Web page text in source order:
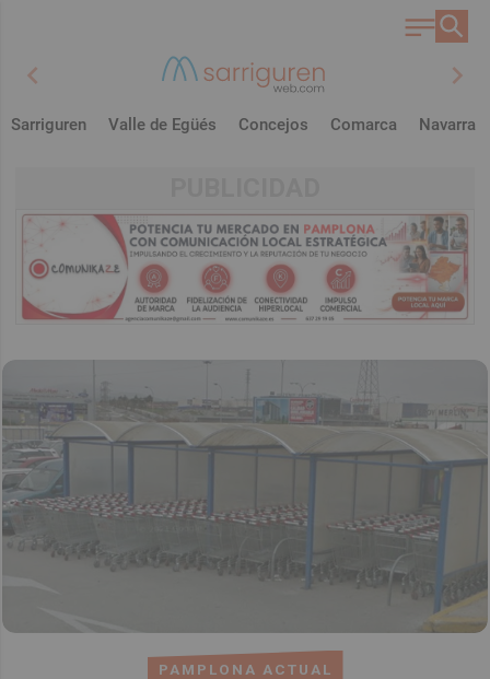
chevron_left chevron_right
Sarriguren Valle de Egüés Concejos Comarca Navarra
PAMPLONA ACTUAL